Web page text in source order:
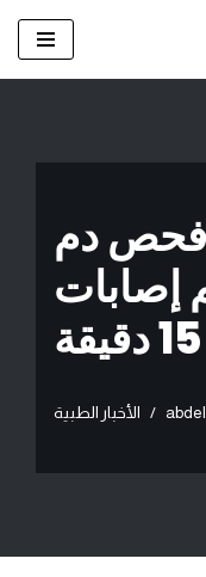
فحص دم
إصابات
الأخبار الطبية